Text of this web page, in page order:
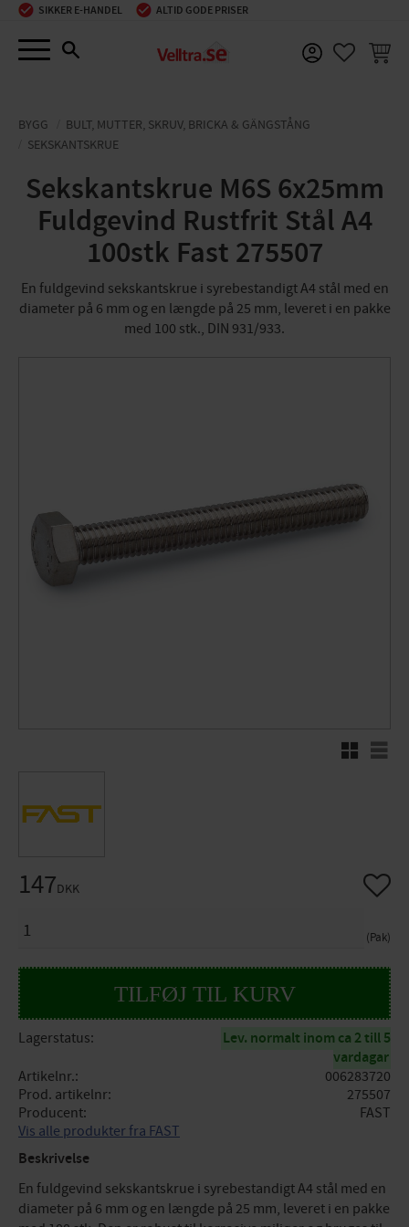
Menu
SIKKER E-HANDEL ALTID GODE PRISER
BYGG
BULT, MUTTER, SKRUV, BRICKA & GÄNGSTÅNG
SEKSKANTSKRUE
Sekskantskrue M6S 6x25mm
Fuldgevind Rustfrit Stål A4
100stk Fast 275507
En fuldgevind sekskantskrue i syrebestandigt A4 stål med en
diameter på 6 mm og en længde på 25 mm, leveret i en pakke
med 100 stk., DIN 931/933.
RutenettListe
147DKK
Pak
Gem
Lagerstatus
Lev. normalt inom ca 2 till 5
vardagar
Artikelnr.
006283720
Prod. artikelnr
275507
Producent
FAST
Vis alle produkter fra FAST
Beskrivelse
En fuldgevind sekskantskrue i syrebestandigt A4 stål med en
diameter på 6 mm og en længde på 25 mm, leveret i en pakke